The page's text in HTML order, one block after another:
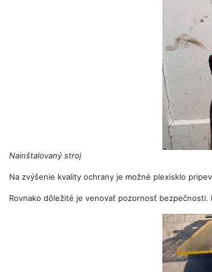
Nainštalovaný stroj
Na zvýšenie kvality ochrany je možné plexisklo
Rovnako dôležité je venovať pozornosť